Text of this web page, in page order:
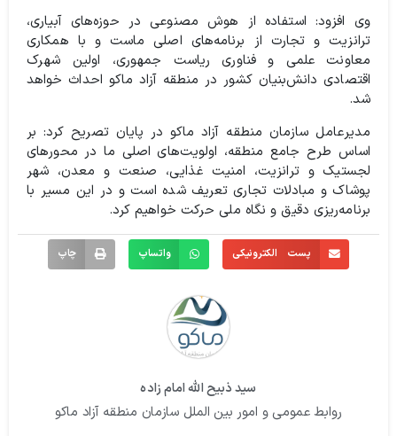
وی افزود: استفاده از هوش مصنوعی در حوزه‌های آبیاری،
ترانزیت و تجارت از برنامه‌های اصلی ماست و با همکاری
معاونت علمی و فناوری ریاست جمهوری، اولین شهرک
اقتصادی دانش‌بنیان کشور در منطقه آزاد ماکو احداث خواهد
شد.
مدیرعامل سازمان منطقه آزاد ماکو در پایان تصریح کرد: بر
اساس طرح جامع منطقه، اولویت‌های اصلی ما در محورهای
لجستیک و ترانزیت، امنیت غذایی، صنعت و معدن، شهر
پوشاک و مبادلات تجاری تعریف شده است و در این مسیر با
برنامه‌ریزی دقیق و نگاه ملی حرکت خواهیم کرد.
پست الکترونیکی واتساپ چاپ
سید ذبیح الله امام زاده
روابط عمومی و امور بین الملل سازمان منطقه آزاد ماکو